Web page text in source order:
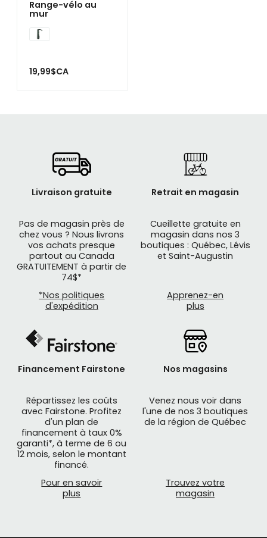
Range-vélo au
mur
19,99$CA
Livraison gratuite
Pas de magasin près de
chez vous ? Nous livrons
vos achats presque
partout au Canada
GRATUITEMENT à partir de
74$*
*Nos politiques
d'expédition
Retrait en magasin
Cueillette gratuite en
magasin dans nos 3
boutiques : Québec, Lévis
et Saint-Augustin
Apprenez-en
plus
Financement Fairstone
Répartissez les coûts
avec Fairstone. Profitez
d'un plan de
financement à taux 0%
garanti*, à terme de 6 ou
12 mois, selon le montant
financé.
Pour en savoir
plus
Nos magasins
Venez nous voir dans
l'une de nos 3 boutiques
de la région de Québec
Trouvez votre
magasin